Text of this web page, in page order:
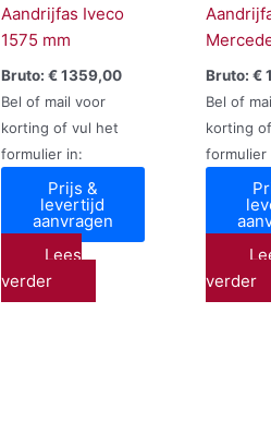
Aandrijfas Iveco
1575 mm
Bruto: €1359,00
Bel of mail voor
korting of vul het
formulier in:
Prijs &
levertijd
aanvragen
Lees
verder
Bruto: €
Bel of
korting
formulier
verder